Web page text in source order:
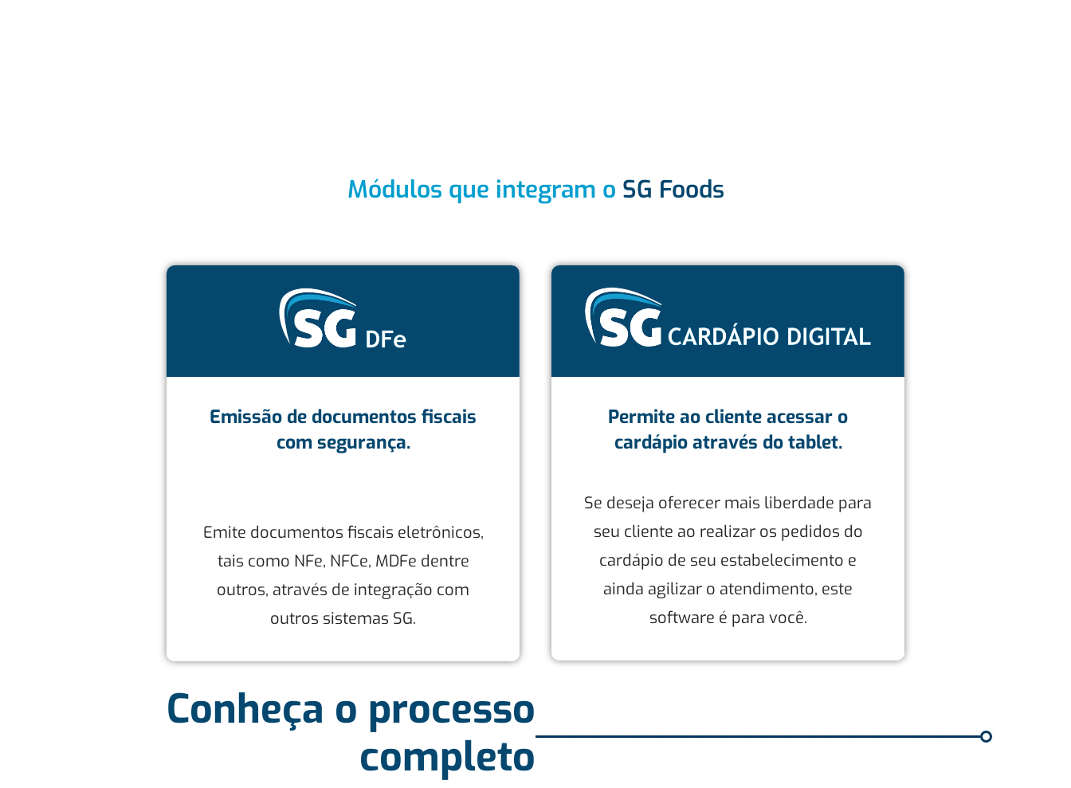
Módulos que integram o SG Foods
Emissão de documentos fiscais
com segurança.
Emite documentos fiscais eletrônicos,
tais como NFe, NFCe, MDFe dentre
outros, através de integração com
outros sistemas SG.
Permite ao cliente acessar o
cardápio através do tablet.
Se deseja oferecer mais liberdade para
seu cliente ao realizar os pedidos do
cardápio de seu estabelecimento e
ainda agilizar o atendimento, este
software é para você.
Conheça o processo
completo